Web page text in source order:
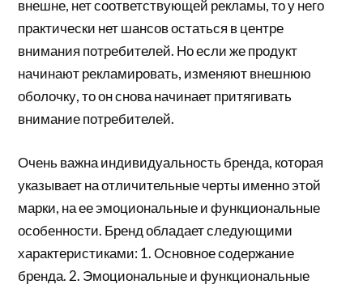
внешне, нет соответствующей рекламы, то у него
практически нет шансов остаться в центре
внимания потребителей. Но если же продукт
начинают рекламировать, изменяют внешнюю
оболочку, то он снова начинает притягивать
внимание потребителей.
Очень важна индивидуальность бренда, которая
указывает на отличительные черты именно этой
марки, на ее эмоциональные и функциональные
особенности. Бренд обладает следующими
характеристиками: 1. Основное содержание
бренда. 2. Эмоциональные и функциональные